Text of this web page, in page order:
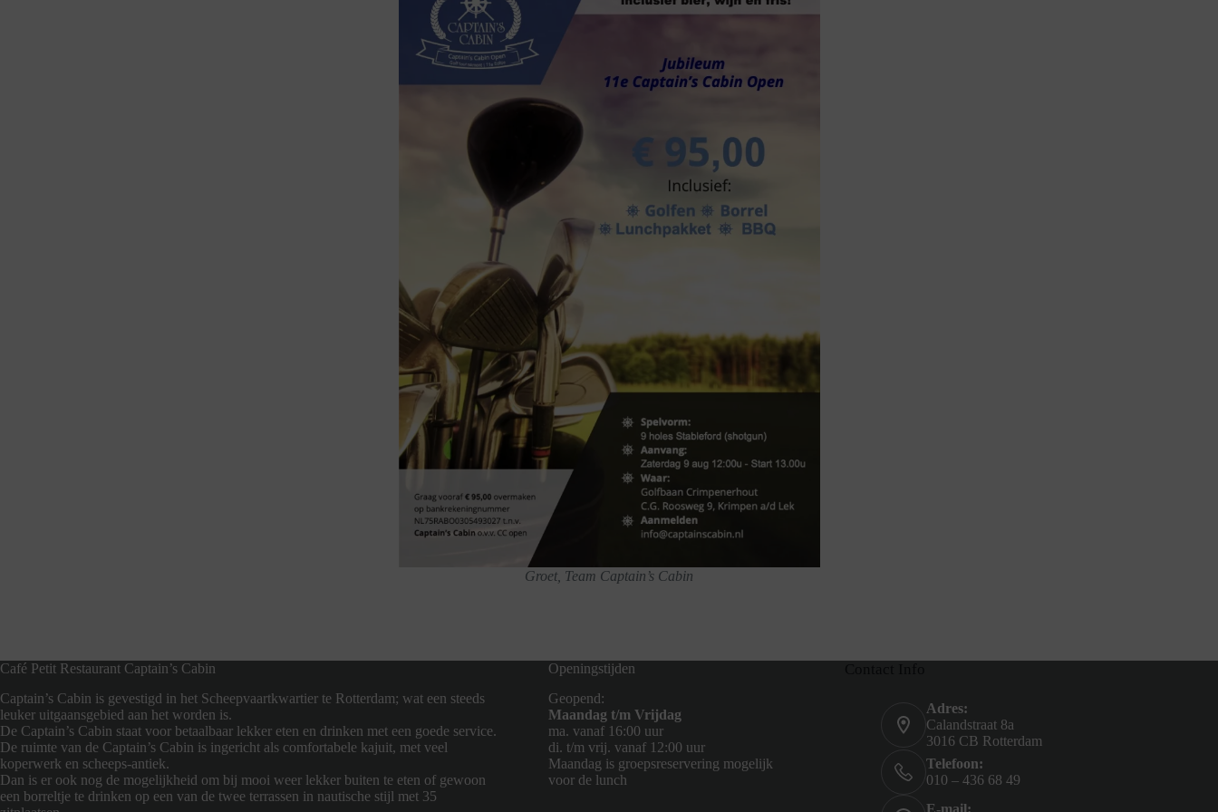
Groet, Team Captain’s Cabin
Café Petit Restaurant Captain’s Cabin
Captain’s Cabin is gevestigd in het Scheepvaartkwartier te Rotterdam; wat een steeds
leuker uitgaansgebied aan het worden is.
De Captain’s Cabin staat voor betaalbaar lekker eten en drinken met een goede service.
De ruimte van de Captain’s Cabin is ingericht als comfortabele kajuit, met veel
koperwerk en scheeps-antiek.
Dan is er ook nog de mogelijkheid om bij mooi weer lekker buiten te eten of gewoon
een borreltje te drinken op een van de twee terrassen in nautische stijl met 35
Openingstijden
Geopend:
Maandag t/m Vrijdag
ma. vanaf 16:00 uur
di. t/m vrij. vanaf 12:00 uur
Maandag is groepsreservering mogelijk
voor de lunch
Adres:
Calandstraat 8a
3016 CB Rotterdam
Telefoon:
010 – 436 68 49
E-mail: